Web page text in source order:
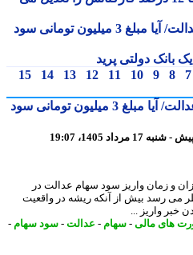
خبر مهم برای سهامداران عدالت/ آیا مبلغ 3 میلیون تومانی سود
8
9
10
11
12
13
14
15
خبر مهم برای سهامداران عدالت/ آیا مبلغ 3 میلیون تومانی سود
زمان واریز سود سهام عدالت در
بیش از آنکه ریشه در واقعیت
واریز ...
مالی-سهام-عدالت-سود سهام-